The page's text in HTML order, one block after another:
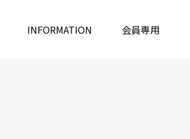
INFORMATION 会員専用